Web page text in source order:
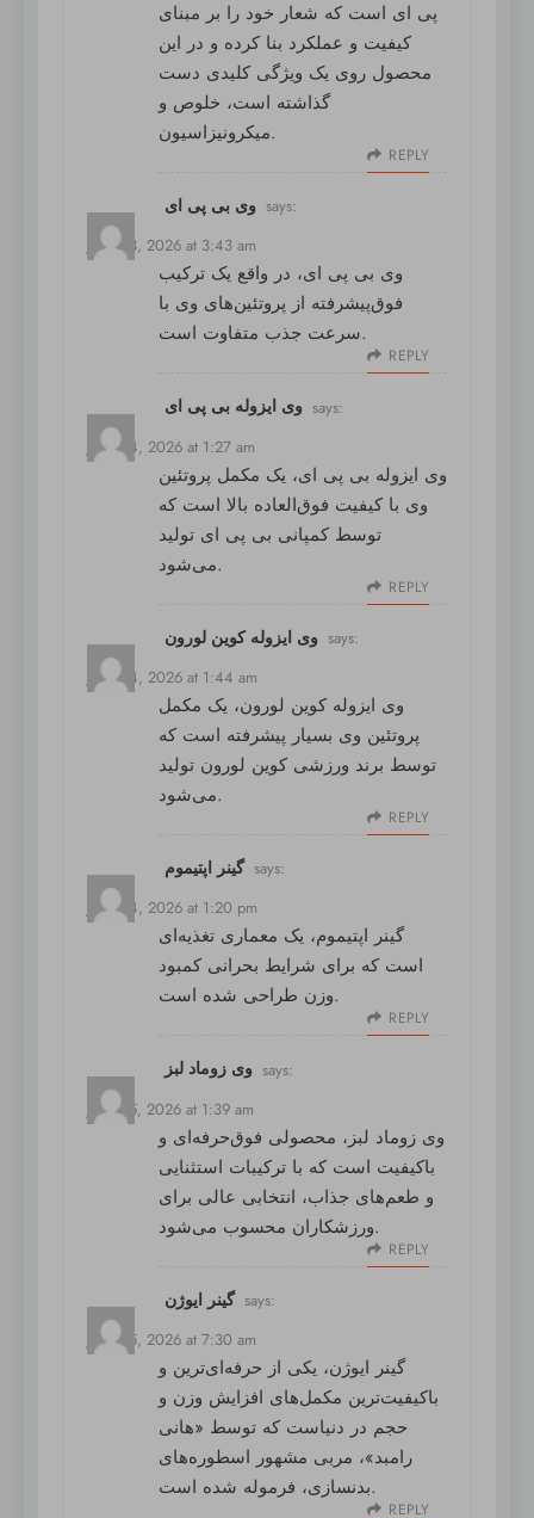
پی ای است که شعار خود را بر مبنای
کیفیت و عملکرد بنا کرده و در این
محصول روی یک ویژگی کلیدی دست
گذاشته است، خلوص و
میکرونیزاسیون.
REPLY
وی بی پی ای says:
June 23, 2026 at 3:43 am
وی بی پی ای، در واقع یک ترکیب
فوق‌پیشرفته از پروتئین‌های وی با
سرعت جذب متفاوت است.
REPLY
وی ایزوله بی پی ای says:
June 24, 2026 at 1:27 am
وی ایزوله بی پی ای، یک مکمل پروتئین
وی با کیفیت فوق‌العاده بالا است که
توسط کمپانی بی پی ای تولید
می‌شود.
REPLY
وی ایزوله کوین لورون says:
June 24, 2026 at 1:44 am
وی ایزوله کوین لورون، یک مکمل
پروتئین وی بسیار پیشرفته است که
توسط برند ورزشی کوین لورون تولید
می‌شود.
REPLY
گینر اپتیموم says:
June 24, 2026 at 1:20 pm
گینر اپتیموم، یک معماری تغذیه‌ای
است که برای شرایط بحرانی کمبود
وزن طراحی شده است.
REPLY
وی زوماد لبز says:
June 25, 2026 at 1:39 am
وی زوماد لبز ، محصولی فوق‌حرفه‌ای و
باکیفیت است که با ترکیبات استثنایی
و طعم‌های جذاب، انتخابی عالی برای
ورزشکاران محسوب می‌شود.
REPLY
گینر ایوژن says:
June 25, 2026 at 7:30 am
گینر ایوژن، یکی از حرفه‌ای‌ترین و
باکیفیت‌ترین مکمل‌های افزایش وزن و
حجم در دنیاست که توسط «هانی
رامبد»، مربی مشهور اسطوره‌های
بدنسازی، فرموله شده است.
REPLY